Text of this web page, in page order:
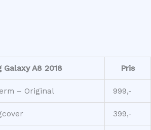
Galaxy A8 2018 Pris
– Original 999,-
399,-